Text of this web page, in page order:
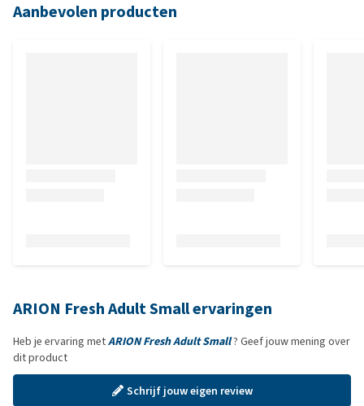
Aanbevolen producten
ARION Fresh Adult Small ervaringen
Heb je ervaring metARION Fresh Adult Small? Geef jouw mening over
dit product
Schrijf jouw eigen review